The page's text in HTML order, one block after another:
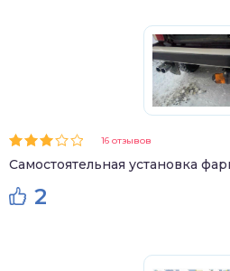
16 отзывов
Самостоятельная установка
2